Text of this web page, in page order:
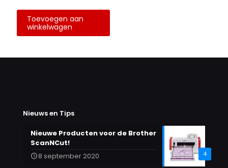
Toevoegen aan
winkelwagen
Nieuws en Tips
4
Nieuwe Producten voor de Brother
ScanNCut!
8 september 2020